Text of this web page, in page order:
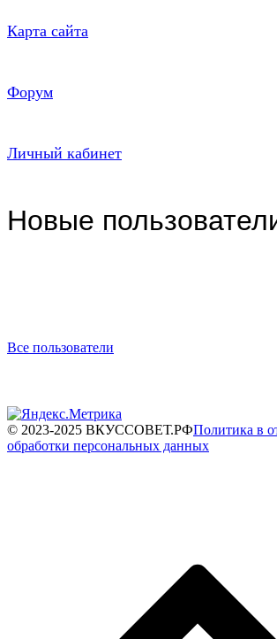
Карта сайта
Форум
Личный кабинет
Новые
Все пользователи
© 2023-2025 ВКУССОВЕТ.РФПолитика в
обработки персональных данных